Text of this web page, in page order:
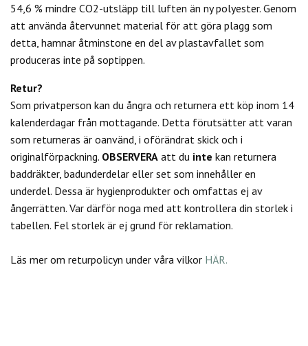
54,6 % mindre CO2-utsläpp till luften än ny polyester. Genom
att använda återvunnet material för att göra plagg som
detta, hamnar åtminstone en del av plastavfallet som
produceras inte på soptippen.
Retur?
Som privatperson kan du ångra och returnera ett köp inom 14
kalenderdagar från mottagande. Detta förutsätter att varan
som returneras är oanvänd, i oförändrat skick och i
originalförpackning. OBSERVERA att du inte kan returnera
baddräkter, badunderdelar eller set som innehåller en
underdel. Dessa är hygienprodukter och omfattas ej av
ångerrätten. Var därför noga med att kontrollera din storlek i
tabellen. Fel storlek är ej grund för reklamation.
Läs mer om returpolicyn under våra vilkor HÄR.